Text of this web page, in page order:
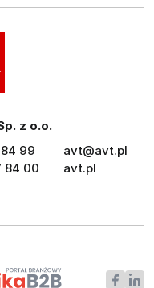
z o.o.
99
84 00
avt@avt.pl
avt.pl